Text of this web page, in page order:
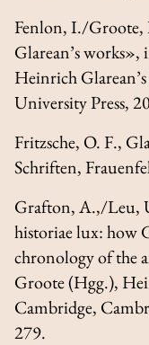
Fenlon, I./Groote,
Glarean’s
Heinrich
University Press,
Fritzsche, O. F.,
Schriften,
Grafton, A.,/Leu,
historiae lux: how
chronology of the
Groote (Hgg.),
Cambridge,
279.